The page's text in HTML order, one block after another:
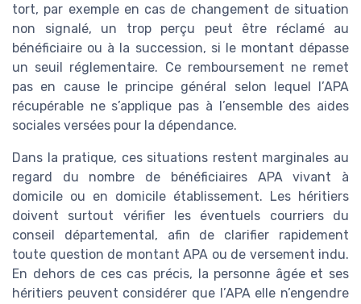
tort, par exemple en cas de changement de situation
non signalé, un trop perçu peut être réclamé au
bénéficiaire ou à la succession, si le montant dépasse
un seuil réglementaire. Ce remboursement ne remet
pas en cause le principe général selon lequel l’APA
récupérable ne s’applique pas à l’ensemble des aides
sociales versées pour la dépendance.
Dans la pratique, ces situations restent marginales au
regard du nombre de bénéficiaires APA vivant à
domicile ou en domicile établissement. Les héritiers
doivent surtout vérifier les éventuels courriers du
conseil départemental, afin de clarifier rapidement
toute question de montant APA ou de versement indu.
En dehors de ces cas précis, la personne âgée et ses
héritiers peuvent considérer que l’APA elle n’engendre